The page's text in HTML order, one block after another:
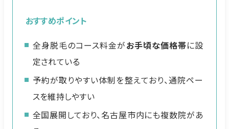
おすすめポイント
全身脱毛のコース料金がお手頃な価格帯に設
定されている
予約が取りやすい体制を整えており、通院ペー
スを維持しやすい
全国展開しており、名古屋市内にも複数院があ